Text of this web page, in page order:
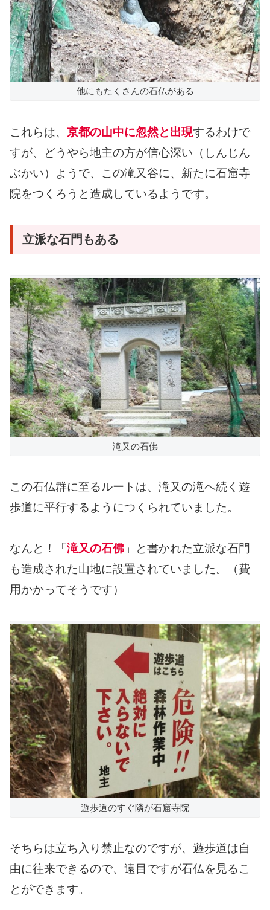
他にもたくさんの石仏がある
これらは、 京都の山中に忽然と出現するわけで
すが、どうやら地主の方が信心深い（しんじん
ぶかい）ようで、この滝又谷に、新たに石窟寺
院をつくろうと造成しているようです。
立派な石門もある
滝又の石佛
この石仏群に至るルートは、滝又の滝へ続く遊
歩道に平行するようにつくられていました。
なんと！「 滝又の石佛 」と書かれた立派な石門
も造成された山地に設置されていました。（費
用かかってそうです）
遊歩道のすぐ隣が石窟寺院
そちらは立ち入り禁止なのですが、遊歩道は自
由に往来できるので、遠目ですが石仏を見るこ
とができます。